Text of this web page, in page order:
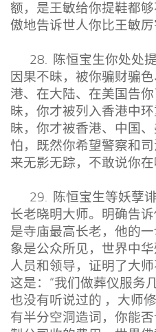
额，是王敏给你提鞋都
傲地告诉世人你比王敏厉
28. 陈恒宝生你处处提
因果不昧，被你骗财骗
港、在大陆、在美国告
昧，你才被列入香港中
昧，你才被香港、中国
怕，既然你希望警察和
来无影无踪，不敢说你在
29. 陈恒宝生等妖孽诽
长老晓明大师。明确告
是寺庙最高长老，他的
象是公众所见，世界中
人员和领导，证明了大
这是：“我们做葬仪服务
也没有听说过的 ，大师
有半分空洞造词，你能